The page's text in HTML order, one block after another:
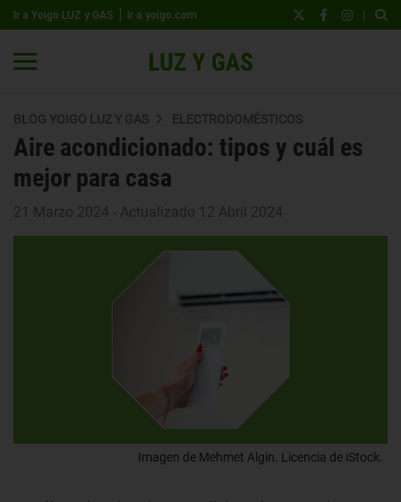
Ir a Yoigo LUZ y GAS Ir a yoigo.com |
BLOG YOIGO LUZ Y GAS ELECTRODOMÉSTICOS
Aire acondicionado: tipos y cuál es
mejor para casa
21 Marzo 2024 - Actualizado 12 Abril 2024
Imagen de Mehmet Algin. Licencia de iStock.